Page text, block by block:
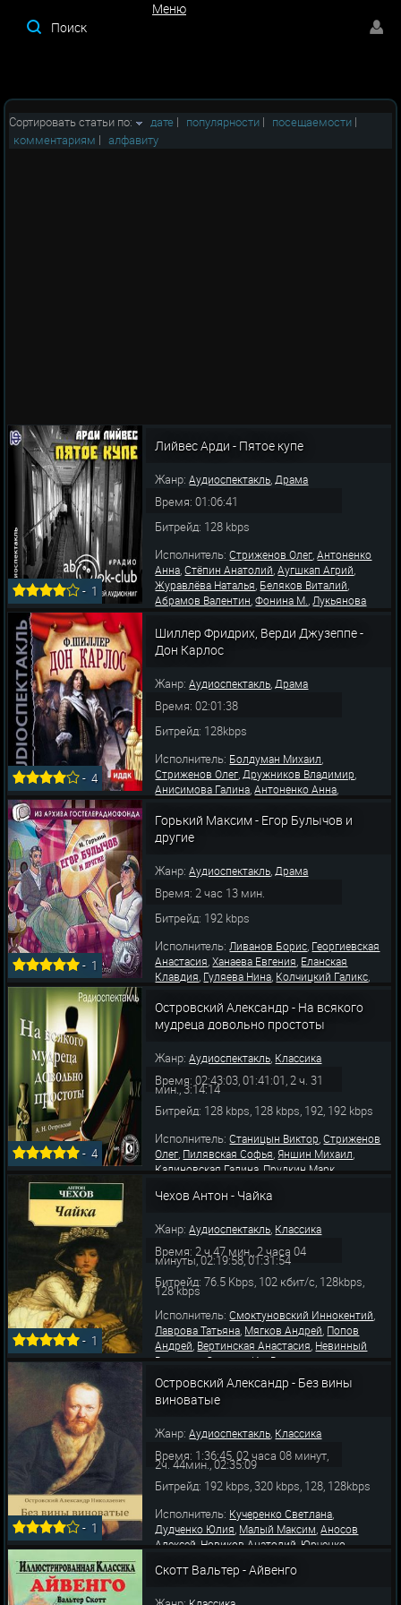
Меню
Сортировать статьи по: дате | популярности | посещаемости |
комментариям | алфавиту
- 1
Лийвес Арди - Пятое купе
Жанр:Аудиоспектакль,Драма
Время: 01:06:41
Битрейд: 128 kbps
Исполнитель:Стриженов Олег,Антоненко
Анна,Стёпин Анатолий,Аугшкап Агрий,
Журавлёва Наталья, Беляков Виталий,
Абрамов Валентин,Фонина М. ,Лукьянова
Аэлита,Иванова Людмила,Хохлова
Людмила,Манякина Белла
Таисия
Литви
-4
Шиллер Фридрих, Верди Джузеппе -
Дон Карлос
Жанр:Аудиоспектакль,Драма
Время: 02:01:38
Битрейд: 128kbps
Исполнитель: Болдуман Михаил,
Стриженов Олег,Дружников Владимир,
Анисимова Галина,Антоненко Анна,
Георгий
- 1
Горький Максим - Егор Булычов и
другие
Жанр:Аудиоспектакль,Драма
Время: 2 час 13 мин.
Битрейд: 192 kbps
Исполнитель:Ливанов Борис, Георгиевская
Анастасия,Ханаева Евгения, Еланская
Клавдия, Гуляева Нина, Колчицкий Галикс,
Марк,Калиновская Галина ,Клинина
Валентина ,Градополов Константин
В
-4
Островский Александр - На всякого
мудреца довольно простоты
Жанр:Аудиоспектакль, Классика
Время: 02:43:03, 01:41:01, 2 ч. 31
мин., 3:14:14
Битрейд: 128 kbps, 128 kbps, 192, 192 kbps
Исполнитель:Станицын Виктор,Стриженов
Олег, Пилявская Софья,Яншин Михаил,
Калиновская Галина Прудкин Марк
Стриженова Любовь,Градополов
Александр,Коршунов Виктор,Фадеева
Софья
Анненков Ни
- 1
Чехов Антон - Чайка
Жанр:Аудиоспектакль Классика
Время: 2 ч.47 мин., 2 часа 04
минуты, 02:19:58, 01:31:54
Битрейд: 76.5 Kbps, 102 кбит/с, 128kbps,
128 kbps
Исполнитель:Смоктуновский Иннокентий
Лаврова Татьяна Мягков Андрей Попов
Андрей Вертинская Анастасия Невинный
Вячеслав
Саввина Ия
Вознесенская
Анастасия
Калягин Александр
Виктор,Привальцев Владимир,Касаточкина
Любовь,Степанова Ангелина
- 1
Островский Александр - Без вины
виноватые
Жанр:Аудиоспектакль, Классика
Время: 1:36:45, 02 часа 08 минут,
2ч. 44мин., 02:35:09
Битрейд: 192 kbps, 320 kbps, 128, 128kbps
Исполнитель: Кучеренко Светлана,
Дудченко Юлия, Малый Максим,Аносов
Алексей Новиков Анатолий Юрченко
Дмитрий,Тарасова Алла,Массальский
Скотт Вальтер - Айвенго